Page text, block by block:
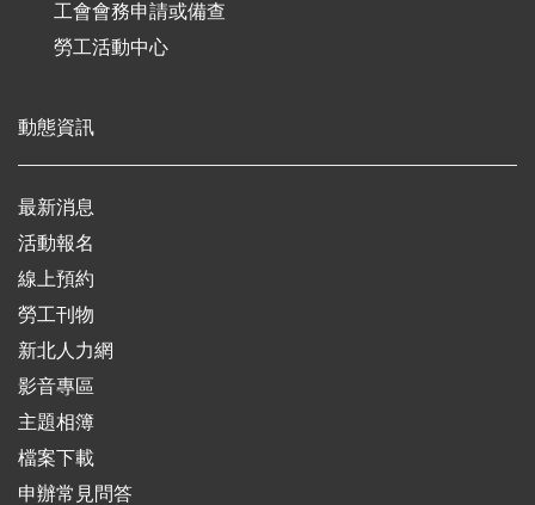
工會會務申請或備查
勞工活動中心
動態資訊
最新消息
活動報名
線上預約
勞工刊物
新北人力網
影音專區
主題相簿
檔案下載
申辦常見問答